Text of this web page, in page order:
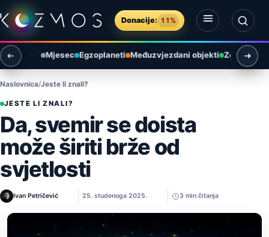
Preskoči na sadržaj
Donacije: 11%
Otvori izbornik
Otvori pretragu
Mjesec Egzoplaneti Međuzvjezdani objekti Zemlja i
Naslovnica Jeste li znali?
JESTE LI ZNALI?
Da, svemir se doista
može širiti brže od
svjetlosti
Ivan Petričević 25. studenoga 2025. 3 min čitanja